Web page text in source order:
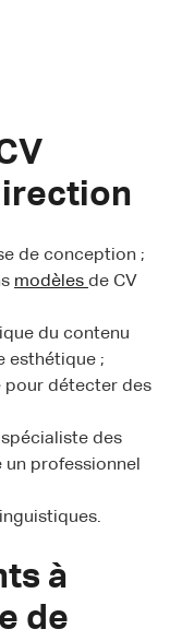
de conception ;
modèles de CV
du contenu
esthétique ;
pour détecter des
des
un professionnel
à
de